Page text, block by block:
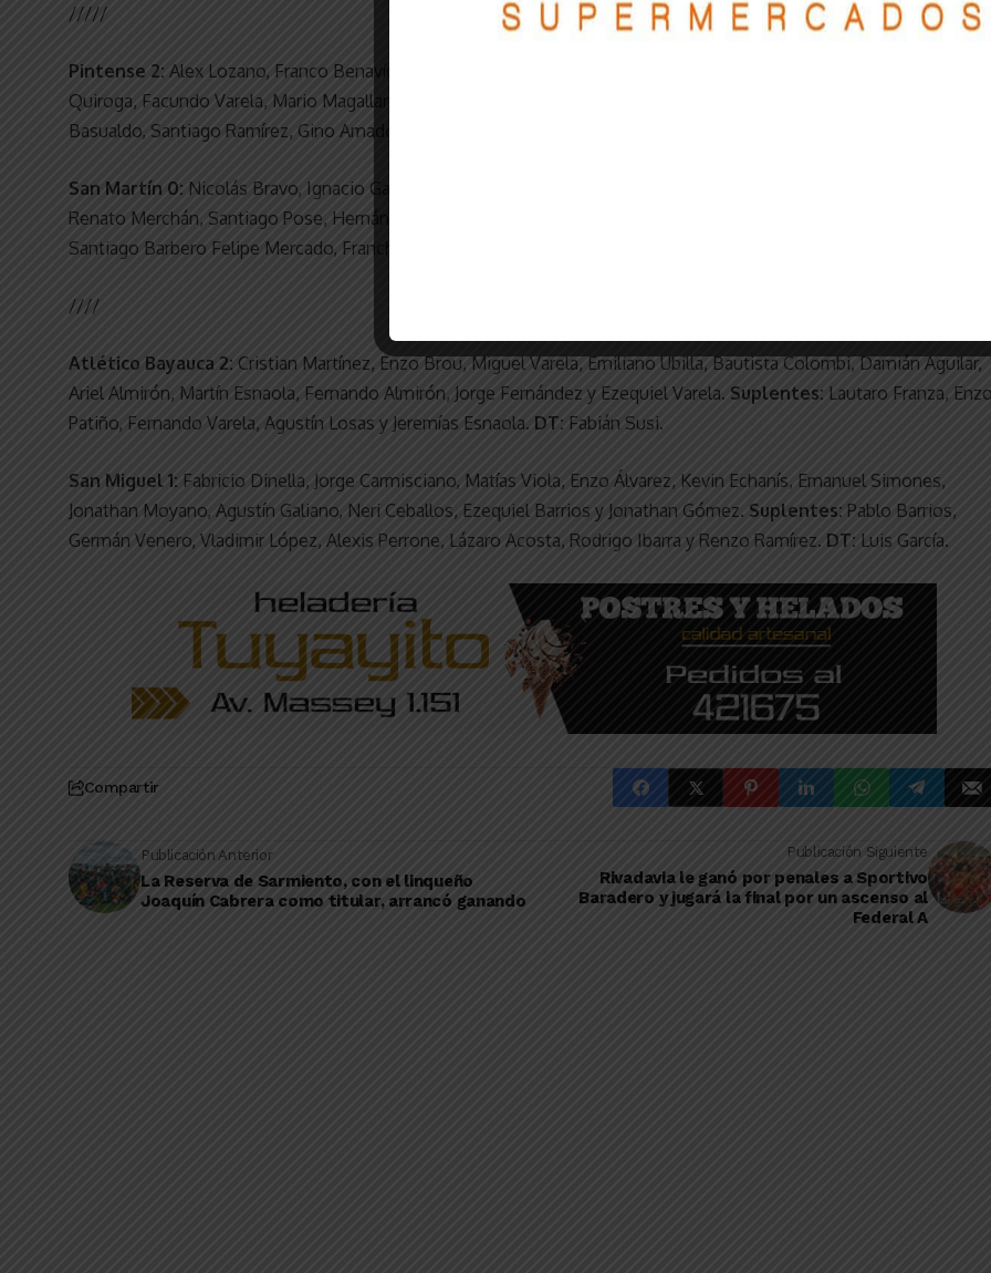
/////
Pintense 2: Alex Lozano, Franco Benavídez, Samuel Barrera, Tomás Ramos, Franco Patiño, Enzo Gallardo, Nicolás
Quiroga, Facundo Varela, Mario Magallanes, Lucas Quinteros y Agustín García.
Basualdo, Santiago Ramírez, Gino Amado, Fausto Guagnini, Gastón Secuela y Juan Garnica.
San Martín 0: Nicolás Bravo, Ignacio García, Leandro Gómez, Ignacio Andurán, Tomás Richieri, Ignacio Méndez,
Renato Merchán, Santiago Pose, Hernán Florido, Hernán Lugones y Tomás Barbero.
Santiago Barbero Felipe Mercado, Franchesco Caliani y Luciano Librandi.
////
Atlético Bayauca 2: Cristian Martínez, Enzo Brou, Miguel Varela, Emiliano Ubilla, Bautista Colombi, Damián Aguilar,
Ariel Almirón, Martín Esnaola, Fernando Almirón, Jorge Fernández y Ezequiel Varela. Suplentes: Lautaro Franza,
Patiño, Fernando Varela, Agustín Losas y Jeremías Esnaola. DT: Fabián Susi.
San Miguel 1: Fabricio Dinella, Jorge Carmisciano, Matías Viola, Enzo Álvarez, Kevin Echanís, Emanuel Simones,
Jonathan Moyano, Agustín Galiano, Neri Ceballos, Ezequiel Barrios y Jonathan Gómez. Suplentes: Pablo Barrios,
Germán Venero, Vladimir López, Alexis Perrone, Lázaro Acosta, Rodrigo Ibarra y Renzo Ramírez. DT: Luis García.
Compartir
Publicación Anterior
La Reserva de Sarmiento, con el linqueño
Joaquín Cabrera como titular, arrancó ganando
Publicación Siguiente
Rivadavia le ganó por penales a Sportivo
Baradero y jugará la final por un ascenso al
Federal A